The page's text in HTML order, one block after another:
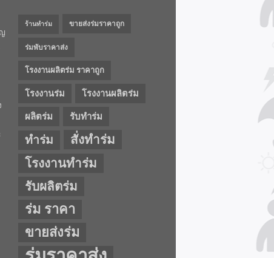
ร้านทำร่ม ขายส่งร่มราคาถูก
ร่มพับราคาส่ง
โรงงานผลิตร่ม ราคาถูก
โรงงานร่ม โรงงานผลิตร่ม
ผลิตร่ม รับทำร่ม
ทำร่ม
สั่งทำร่ม
โรงงานทำร่ม
รับผลิตร่ม
ร่ม ราคา
ขายส่งร่ม